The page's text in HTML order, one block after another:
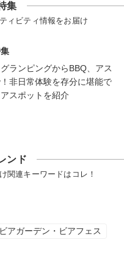
集
ィビティ情報をお届け
ランピングからBBQ、アス
非日常体験を存分に堪能で
スポットを紹介
ンド
関連キーワードはコレ！
ビアガーデン・ビアフェス